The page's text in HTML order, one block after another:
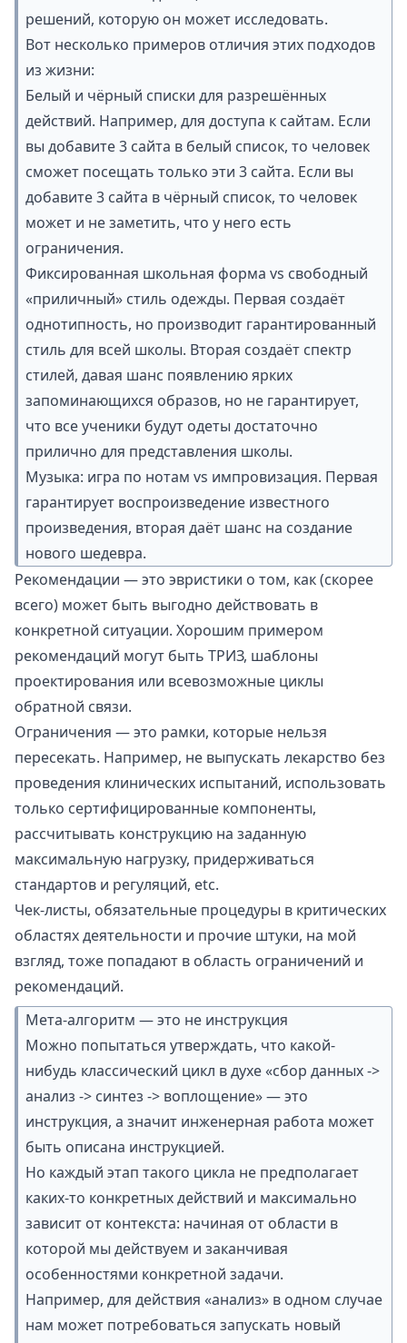
решений, которую он может исследовать.
Вот несколько примеров отличия этих подходов
из жизни:
Белый и чёрный списки для разрешённых
действий. Например, для доступа к сайтам. Если
вы добавите 3 сайта в белый список, то человек
сможет посещать только эти 3 сайта. Если вы
добавите 3 сайта в чёрный список, то человек
может и не заметить, что у него есть
ограничения.
Фиксированная школьная форма vs свободный
«приличный» стиль одежды. Первая создаёт
однотипность, но производит гарантированный
стиль для всей школы. Вторая создаёт спектр
стилей, давая шанс появлению ярких
запоминающихся образов, но не гарантирует,
что все ученики будут одеты достаточно
прилично для представления школы.
Музыка: игра по нотам vs импровизация. Первая
гарантирует воспроизведение известного
произведения, вторая даёт шанс на создание
нового шедевра.
Рекомендации — это эвристики о том, как (скорее
всего) может быть выгодно действовать в
конкретной ситуации. Хорошим примером
рекомендаций могут быть ТРИЗ, шаблоны
проектирования или всевозможные циклы
обратной связи.
Ограничения — это рамки, которые нельзя
пересекать. Например, не выпускать лекарство без
проведения клинических испытаний, использовать
только сертифицированные компоненты,
рассчитывать конструкцию на заданную
максимальную нагрузку, придерживаться
стандартов и регуляций, etc.
Чек-листы, обязательные процедуры в критических
областях деятельности и прочие штуки, на мой
взгляд, тоже попадают в область ограничений и
рекомендаций.
Мета-алгоритм — это не инструкция
Можно попытаться утверждать, что какой-
нибудь классический цикл в духе «сбор данных ->
анализ -> синтез -> воплощение» — это
инструкция, а значит инженерная работа может
быть описана инструкцией.
Но каждый этап такого цикла не предполагает
каких-то конкретных действий и максимально
зависит от контекста: начиная от области в
которой мы действуем и заканчивая
особенностями конкретной задачи.
Например, для действия «анализ» в одном случае
нам может потребоваться запускать новый